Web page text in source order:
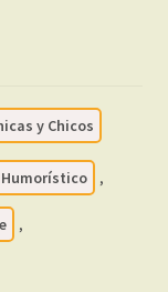
y Chicos
Humorístico ,
,